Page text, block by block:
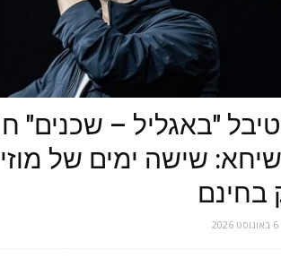
"באגליל – שכנים"
שישה ימים של
בחינם
6 באוגוסט 2026